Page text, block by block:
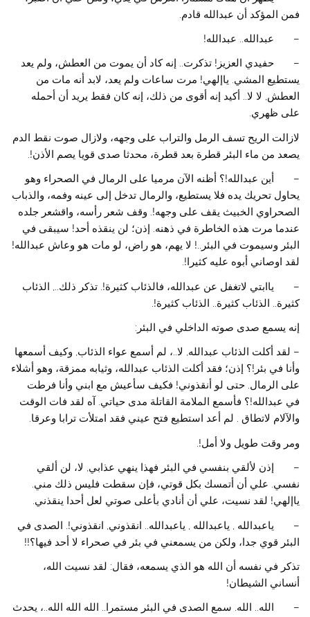
فمن المؤكد أن عبدالله قادم.
– عبدالله.. عبدالله!
– حفيدي العزيز! تذكرت.. إنه كاد أن يموت من العطش، ولم يعد
يستطيع المشي. ياإلهي! مرت ساعات ولم يعد، لابد أنه مات من
العطش, لا لا.. أكيد إنه أقوى من ذلك، إنه كان فقط يريد أن أحمله
على ظهري.
لازالت الريح تسف الرمل والتراب على وجهه، ولازال صوت نقط الدم
يصعد من ماء البئر قطرة بعد قطرة، محدثا صدى قويا يصم الأذن!.
– أين عبدالله!؟ أظنه الآن مرميا على الرمال في الصحراء وهو
يحاول تحريك يده فلا يستطيع، والرمال تدخل إلى عينه وفمه، والذباب
الصحراوي الخبيث يقف على وجهه!. وقف شعر رأسه، واقشعر جلده
عندما مرت هذه الخاطرة في ذهنه. إذن؛ لن ينقذه أحد! سيبقى في
البئر وسيموت في البئر..! لا يهم، هو راض، لو مات هو وعاش عبدالله!
لقد اوصاني أبوه عليه كثيرا!.
– ياابتي لاتغفل عن عبدالله، فالذئاب كثيرة!. تذكر ذلك.., الذئاب
كثيرة.. الذئاب كثيرة.. الذئاب كثيرة!.
إنه يسمع صدى صوته الداخلي في البئر:
– لقد أكلت الذئاب عبدالله, لا..، لم أسمع عواء الذئاب, وكيف أسمعها
وأنا في بئر!؟ إذن؛ فقد أكلت الذئاب عبدالله، وثيابه ممزقة، وهو أشلاء
على الرمال. حتى لو أنقذوني! فكيف سأعيش مع ابني وأنا فرطت
في عبدالله!؟ فأسمع الملامة القاتلة مدى حياتي. آه لقد فات الوقت
والآلام لاتطاق . لم أعد استطيع فتح عيني فقد امتلأت ترابا وعرقا.
ومر وقت طويل ولا أمل!.
– إذن لألقي بنفسي في البئر فهذا ينهي عذابي, لا، لن ألقي
نفسي. علي أن أتمسك بكل قوتي، فإن سقطت فليس ذلك مني.
ياإلهي! لقد نسيت، علي أن أنادي بأعلى صوتي لعل أحدا ينقذني.
– ياعبدالله , ياعبدالله , ياعبدالله.. انقذوني, انقذوني!. الصدى في
البئر قوي جدا، ولكن من يسمعني في بئر في صحراء لا أحد فيها؟!!
تذكر في نفسه أن الله هو الذي يسمعه، فقال: لقد نسيت الله،
أنساني الشيطان!
– الله.. الله. سمع الصدى في البئر مستمرا.. الله الله الله..، يحدث